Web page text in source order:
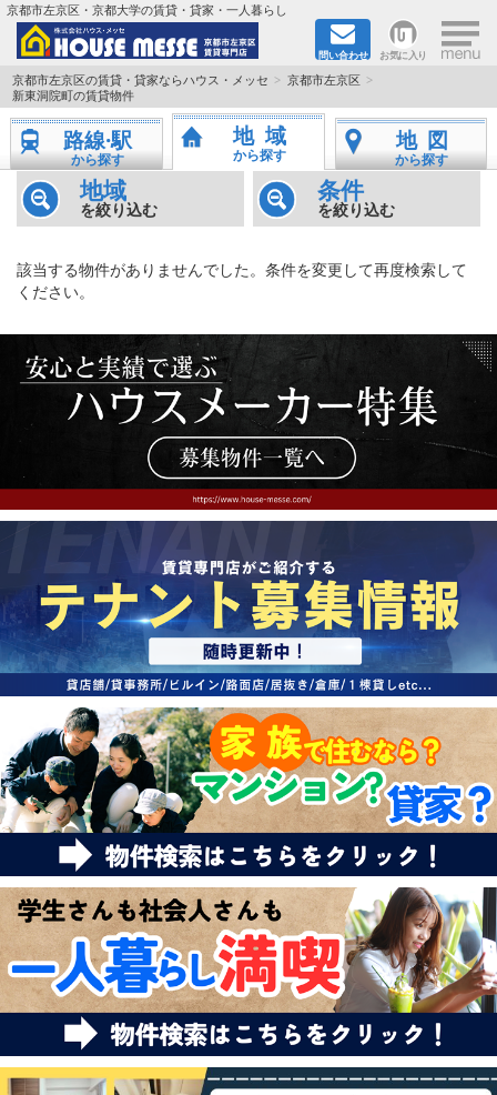
京都市左京区・京都大学の賃貸・貸家・一人暮らし
問い合わせ お気に入り ×
TOPページ
地図から検索
地域から検索
書類DL & 入居者さまへ
家族で住むならマンション？賃家？
一人暮らしの物件特集
ペット相談OKの賃貸！
ハウスメーカー施工特集！
路線·駅から探す
IT重説について
スタッフ紹介
賃貸管理の北白川店
店舗情報·アクセス
会社概要
メールでお問い合わせ
京都市左京区の賃貸・貸家ならハウス・メッセ
京都市左京区
新東洞院町の賃貸物件
路線·駅
から探す
地域
から探す
地図
から探す
地域
を絞り込む
条件
を絞り込む
該当する物件がありませんでした。条件を変更して再度検索して
ください。